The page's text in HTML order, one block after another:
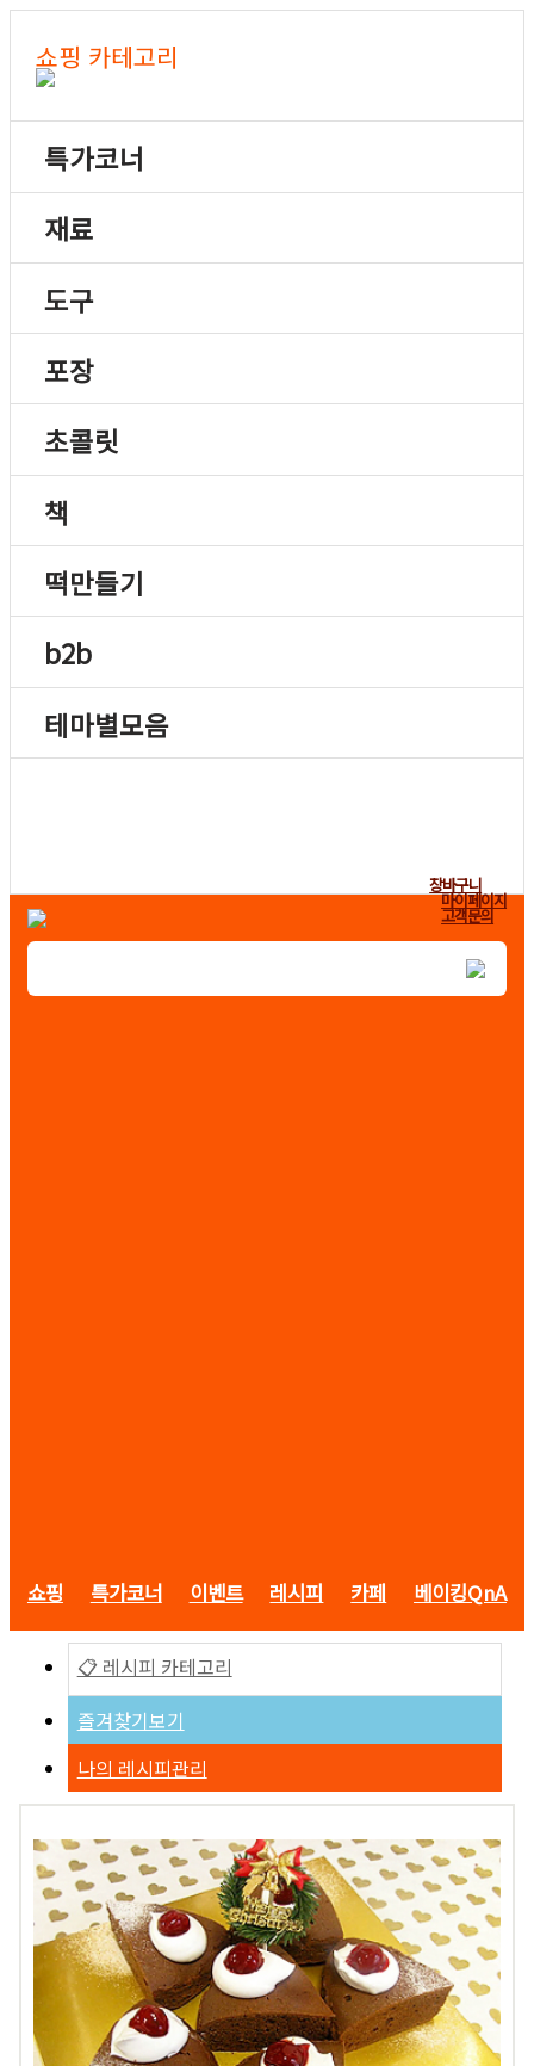
쇼핑 카테고리
특가코너
재료
도구
포장
초콜릿
책
떡만들기
b2b
테마별모음
장바구니
마이페이지
고객문의
쇼핑 특가코너 이벤트 레시피 카페 베이킹QnA
📋 레시피 카테고리
즐겨찾기보기
나의 레시피관리